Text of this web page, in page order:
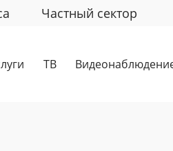
Частный сектор
ТВ